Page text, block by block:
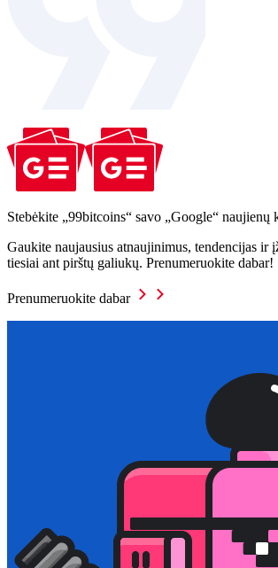
Stebėkite „99bitcoins“ savo „Google“ naujienų
Gaukite naujausius atnaujinimus, tendencijas ir
tiesiai ant pirštų galiukų. Prenumeruokite dabar!
Prenumeruokite dabar